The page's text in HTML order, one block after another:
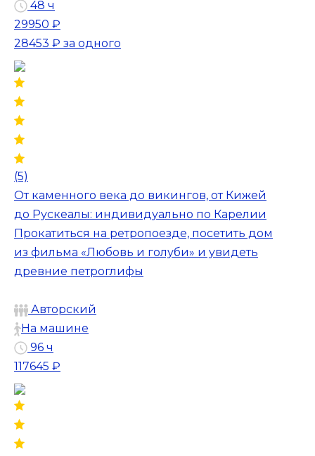
48 ч
29950 ₽
28453 ₽ за одного
(5)
От каменного века до викингов, от Кижей
до Рускеалы: индивидуально по Карелии
Прокатиться на ретропоезде, посетить дом
из фильма «Любовь и голуби» и увидеть
древние петроглифы
Авторский
На машине
96 ч
117645 ₽